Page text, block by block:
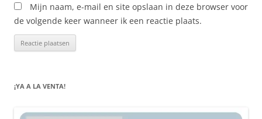
Mijn naam, e-mail en site opslaan in deze browser voor
de volgende keer wanneer ik een reactie plaats.
¡YA A LA VENTA!